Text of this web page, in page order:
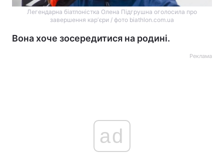
Легендарна біатлоністка Олена Підгрушна оголосила про
завершення карʼєри / фото biathlon.com.ua
Вона хоче зосередитися на родині.
Реклама
ad